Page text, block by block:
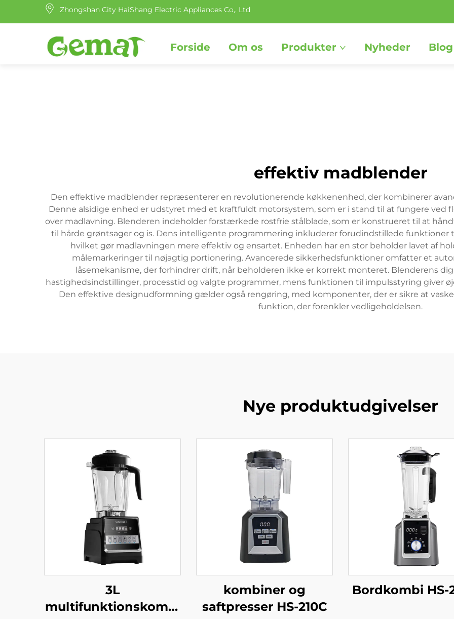
Zhongshan City HaiShang Electric Appliances Co,. Ltd
Forside Om os Produkter Nyheder Blog
effektiv madblender
Den effektive madblender repræsenterer en revolutionerende køkkenenhed, der kombinerer
Denne alsidige enhed er udstyret med et kraftfuldt motorsystem, som er i stand til at fungere ved
over madlavning. Blenderen indeholder forstærkede rostfrie stålblade, som er konstrueret til at
til hårde grøntsager og is. Dens intelligente programmering inkluderer forudindstillede funktioner
hvilket gør madlavningen mere effektiv og ensartet. Enheden har en stor beholder lavet af
målemarkeringer til nøjagtig portionering. Avancerede sikkerhedsfunktioner omfatter et
låsemekanisme, der forhindrer drift, når beholderen ikke er korrekt monteret. Blenderens
hastighedsindstillinger, processtid og valgte programmer, mens funktionen til impulsstyring giver
Den effektive designudformning gælder også rengøring, med komponenter, der er sikre at
funktion, der forenkler vedligeholdelsen.
Nye produktudgivelser
3L
multifunktionskombi
kombiner og
saftpresser HS-210C
Bordkombi HS-